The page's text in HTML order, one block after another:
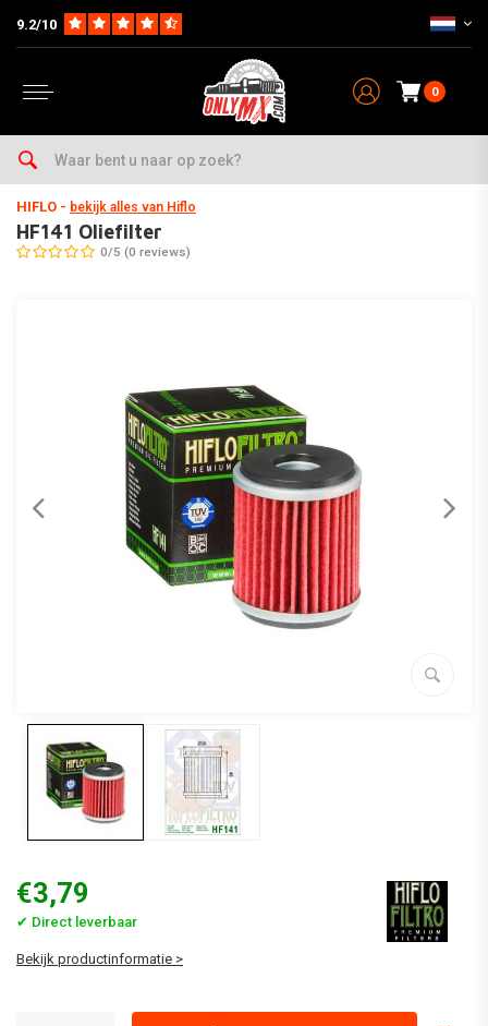
9.2/10
0
Home Parts op Merk & Type
HIFLO - bekijk alles van Hiflo
HF141 Oliefilter
0/5 (0 reviews)
€3,79
✔ Direct leverbaar
Bekijk productinformatie >